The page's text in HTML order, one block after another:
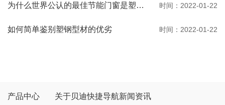
为什么世界公认的最佳节能门窗是塑钢门窗 时间：2022-01-22
如何简单鉴别塑钢型材的优劣 时间：2022-01-22
产品中心 关于贝迪快捷导航新闻资讯